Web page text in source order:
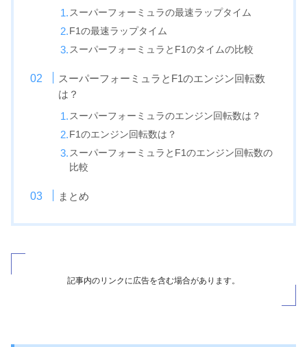
スーパーフォーミュラの最速ラップタイム
F1の最速ラップタイム
スーパーフォーミュラとF1のタイムの比較
スーパーフォーミュラとF1のエンジン回転数
は？
スーパーフォーミュラのエンジン回転数は？
F1のエンジン回転数は？
スーパーフォーミュラとF1のエンジン回転数の
比較
まとめ
記事内のリンクに広告を含む場合があります。